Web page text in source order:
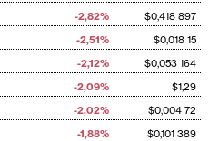
-2,82%
$0,418 897
-2,51%
$0,018 15
-2,12%
$0,053 164
-2,09%
$1,29
-2,02%
$0,004 72
-1,88%
$0,101 389